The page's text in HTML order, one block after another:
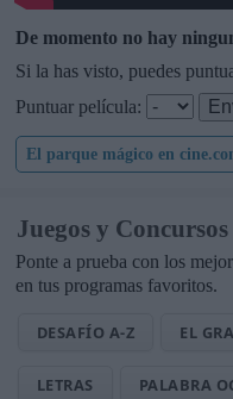
De momento no hay
Si la has visto, puedes
Puntuar película:
El parque mágico en
Juegos y
Ponte a prueba con los
en tus programas favoritos.
DESAFÍO A-Z EL
LETRAS PALABRA